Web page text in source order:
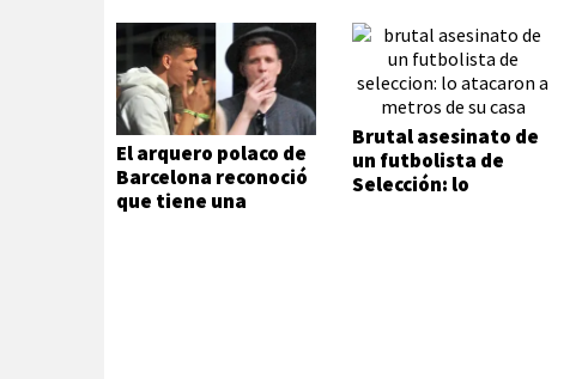
El arquero polaco de
Barcelona reconoció
que tiene una
Brutal asesinato de
un futbolista de
Selección: lo